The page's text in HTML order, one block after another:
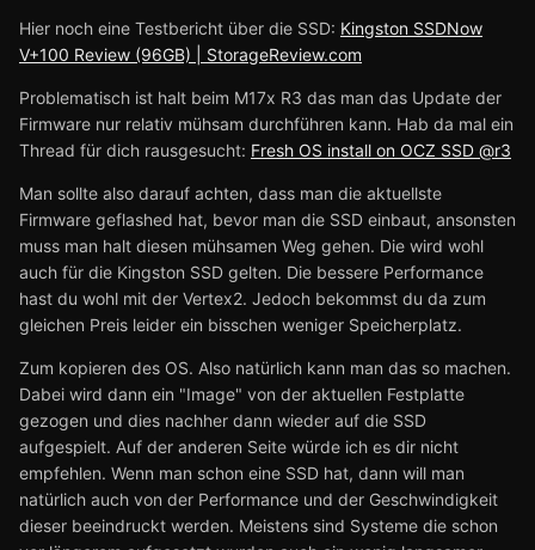
Hier noch eine Testbericht über die SSD: Kingston SSDNow
V+100 Review (96GB) | StorageReview.com
Problematisch ist halt beim M17x R3 das man das Update der
Firmware nur relativ mühsam durchführen kann. Hab da mal ein
Thread für dich rausgesucht: Fresh OS install on OCZ SSD @r3
Man sollte also darauf achten, dass man die aktuellste
Firmware geflashed hat, bevor man die SSD einbaut, ansonsten
muss man halt diesen mühsamen Weg gehen. Die wird wohl
auch für die Kingston SSD gelten. Die bessere Performance
hast du wohl mit der Vertex2. Jedoch bekommst du da zum
gleichen Preis leider ein bisschen weniger Speicherplatz.
Zum kopieren des OS. Also natürlich kann man das so machen.
Dabei wird dann ein "Image" von der aktuellen Festplatte
gezogen und dies nachher dann wieder auf die SSD
aufgespielt. Auf der anderen Seite würde ich es dir nicht
empfehlen. Wenn man schon eine SSD hat, dann will man
natürlich auch von der Performance und der Geschwindigkeit
dieser beeindruckt werden. Meistens sind Systeme die schon